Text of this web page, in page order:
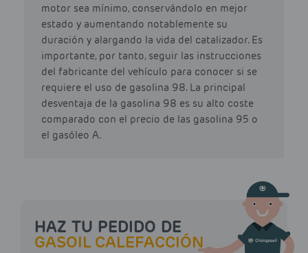
motor sea mínimo, conservándolo en mejor
estado y aumentando notablemente su
duración y alargando la vida del catalizador. Es
importante, por tanto, seguir las instrucciones
del fabricante del vehículo para conocer si se
requiere el uso de gasolina 98. La principal
desventaja de la gasolina 98 es su alto coste
comparado con el precio de las gasolina 95 o
el gasóleo A.
HAZ TU PEDIDO DE
GASOIL CALEFACCIÓN